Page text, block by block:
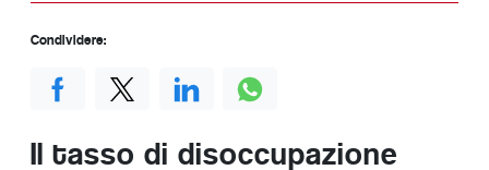
Il tasso di disoccupazione
Condividere: